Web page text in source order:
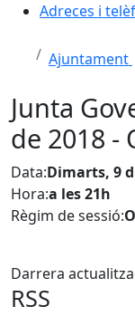
Adreces i
Ajuntament
Junta
de 2018 -
Data:Dimarts, 9
Hora:a les 21h
Règim de sessió:
Darrera
RSS